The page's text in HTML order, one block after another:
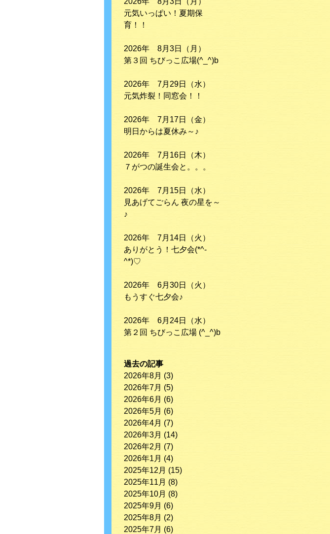
元気いっぱい！夏期保
育！！
2026年 8月3日（月）
第３回 ちびっこ広場(^_^)b
2026年 7月29日（水）
元気炸裂！同窓会！！
2026年 7月17日（金）
明日からは夏休み～♪
2026年 7月16日（木）
７がつの誕生会と。。。
2026年 7月15日（水）
見あげてごらん 夜の星を～
♪
2026年 7月14日（火）
ありがとう！七夕会(*^-
^*)♡
2026年 6月30日（火）
もうすぐ七夕会♪
2026年 6月24日（水）
第２回 ちびっこ広場 (^_^)b
過去の記事
2026年8月 (3)
2026年7月 (5)
2026年6月 (6)
2026年5月 (6)
2026年4月 (7)
2026年3月 (14)
2026年2月 (7)
2026年1月 (4)
2025年12月 (15)
2025年11月 (8)
2025年10月 (8)
2025年9月 (6)
2025年8月 (2)
2025年7月 (6)